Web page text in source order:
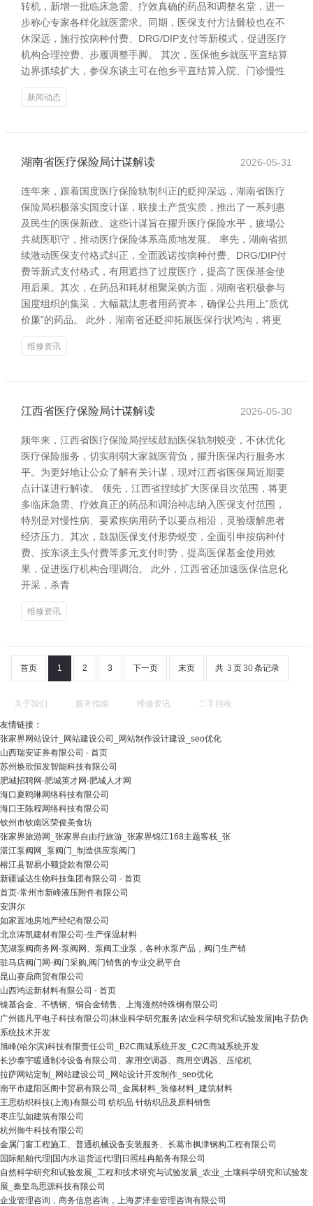
转机，新增一批临床急需、疗效真确的药品和调整名堂，进一
步称心专家各样化就医需求。同期，医保支付方法雠校也在不
休深远，施行按病种付费、DRG/DIP支付等新模式，促进医疗
机构合理控费、步履调整手脚。 其次，医保他乡就医平直结算
边界抓续扩大，参保东谈主可在他乡平直结算入院、门诊慢性
新闻动态
湖南省医疗保险局计谋解读 2026-05-31
连年来，跟着国度医疗保险轨制纠正的贬抑深远，湖南省医疗
保险局积极落实国度计谋，联接土产货实质，推出了一系列惠
及民生的医保新政。这些计谋旨在擢升医疗保险水平，疲塌公
共就医职守，推动医疗保险体系高质地发展。 率先，湖南省抓
续激动医保支付格式纠正，全面践诺按病种付费、DRG/DIP付
费等新式支付格式，有用遮挡了过度医疗，提高了医保基金使
用后果。其次，在药品和耗材相聚采购方面，湖南省积极参与
国度组织的集采，大幅裁汰患者用药资本，确保公共用上“质优
价廉”的药品。 此外，湖南省还贬抑拓展医保行状鸿沟，将更
维修资讯
江西省医疗保险局计谋解读 2026-05-30
频年来，江西省医疗保险局捏续鼓励医保轨制蜕变，不休优化
医疗保险服务，切实削弱大家就医背负，擢升医保内行服务水
平。为更好地让公众了解有关计谋，现对江西省医保局近期要
点计谋进行解读。 领先，江西省捏续扩大医保目次范围，将更
多临床急需、疗效真正的药品和调治神志纳入医保支付范围，
特别是对慢性病、要紧疾病用药予以要点相沿，灵验缓解患者
经济压力。其次，鼓励医保支付形势蜕变，全面引申按病种付
费、按东谈主头付费等多元支付时势，提高医保基金使用效
果，促进医疗机构合理调治。 此外，江西省还加速医保信息化
开采，杀青
维修资讯
首页 1 2 3 下一页 末页 共 3 页30条记录
关于我们 服务指南 维修资讯 二手回收
友情链接：
张家界网站设计_网站建设公司_网站制作设计建设_seo优化
山西瑞安证券有限公司 - 首页
苏州焕欣恒发智能科技有限公司
肥城招聘网-肥城英才网-肥城人才网
海口夏鸥琳网络科技有限公司
海口王陈程网络科技有限公司
钦州市钦南区荣俊美食坊
张家界旅游网_张家界自由行旅游_张家界锦江168主题客栈_张
湛江泵阀网_泵阀门_制造供应泵阀门
榕江县智易小额贷款有限公司
新疆诚达生物科技集团有限公司 - 首页
首页-常州市新峰液压附件有限公司
安湃尔
如家置地房地产经纪有限公司
北京涛凯建材有限公司-生产保温材料
芜湖泵阀商务网-泵阀网、泵阀工业泵，各种水泵产品，阀门生产销
驻马店阀门网-阀门采购,阀门销售的专业交易平台
昆山赛鼎商贸有限公司
山西鸿运新材料有限公司 - 首页
镍基合金、不锈钢、铜合金销售、上海漫然特殊钢有限公司
广州德凡平电子科技有限公司|林业科学研究服务|农业科学研究和试验发展|电子防伪
系统技术开发
旭峰(哈尔滨)科技有限责任公司_B2C商城系统开发_C2C商城系统开发
长沙泰宇暖通制冷设备有限公司、家用空调器、商用空调器、压缩机
拉萨网站定制_网站建设公司_网站设计开发制作_seo优化
南平市建阳区阁中贸易有限公司_金属材料_装修材料_建筑材料
王思纺织科技(上海)有限公司 纺织品 针纺织品及原料销售
枣庄弘如建筑有限公司
杭州御牛科技有限公司
金属门窗工程施工、普通机械设备安装服务、长葛市枫津钢构工程有限公司
国际船舶代理|国内水运货运代理|日照桂冉船务有限公司
自然科学研究和试验发展_工程和技术研究与试验发展_农业_土壤科学研究和试验发
展_秦皇岛思源科技有限公司
企业管理咨询，商务信息咨询，上海罗泽奎管理咨询有限公司